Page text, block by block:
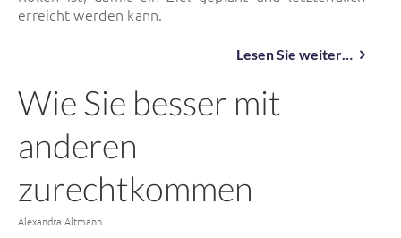
erreicht werden kann.
Lesen Sie weiter…
Wie Sie besser mit
anderen
zurechtkommen
Von
Alexandra Altmann